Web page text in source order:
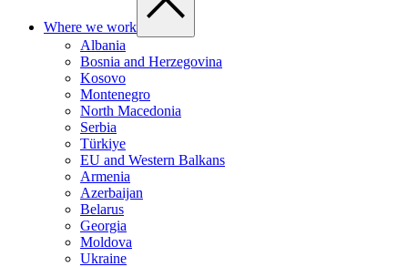
Where we work
Albania
Bosnia and Herzegovina
Kosovo
Montenegro
North Macedonia
Serbia
Türkiye
EU and Western Balkans
Armenia
Azerbaijan
Belarus
Georgia
Moldova
Ukraine